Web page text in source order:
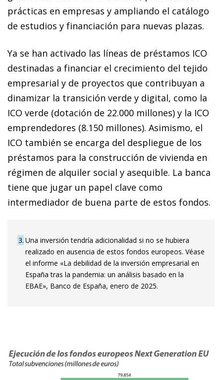
prácticas en empresas y ampliando el catálogo
de estudios y financiación para nuevas plazas.
Ya se han activado las líneas de préstamos ICO
destinadas a financiar el crecimiento del tejido
empresarial y de proyectos que contribuyan a
dinamizar la transición verde y digital, como la
ICO verde (dotación de 22.000 millones) y la ICO
emprendedores (8.150 millones). Asimismo, el
ICO también se encarga del despliegue de los
préstamos para la construcción de vivienda en
régimen de alquiler social y asequible. La banca
tiene que jugar un papel clave como
intermediador de buena parte de estos fondos.
3 Una inversión tendría adicionalidad si no se hubiera
realizado en ausencia de estos fondos europeos. Véase
el informe «La debilidad de la inversión empresarial en
España tras la pandemia: un análisis basado en la
EBAE», Banco de España, enero de 2025.